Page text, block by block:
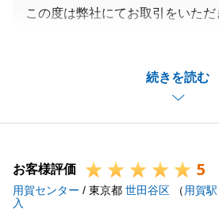
続きを読む
この度は弊社にてお取引をいた
大切なご資産のご購入のお手伝い
お引渡しまで無事完了できたこと
す。
たとのお褒めのお言葉を賜り、誠
す。
お客様評価 5
用賀センター / 東京都 世田谷区 （ 用賀駅
入